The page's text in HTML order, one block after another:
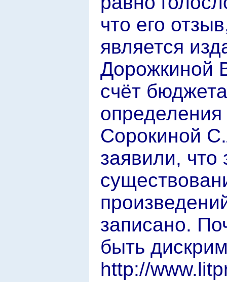
что его
является
Дорожкиной
счёт
определения
Сорокиной
заявили, что
записано.
быть
http://